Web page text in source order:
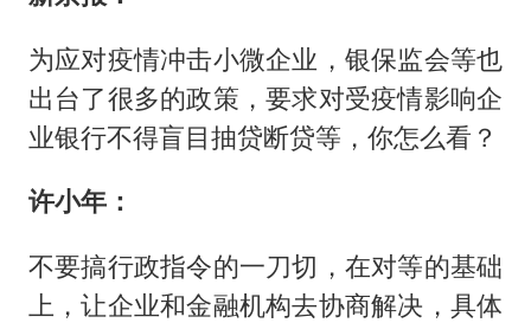
为应对疫情冲击小微企业，银保监会等也
出台了很多的政策，要求对受疫情影响企
业银行不得盲目抽贷断贷等，你怎么看？
许小年：
不要搞行政指令的一刀切，在对等的基础
上，让企业和金融机构去协商解决，具体